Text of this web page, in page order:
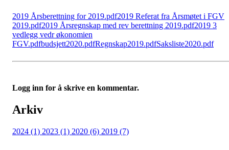
2019 Årsberettning for 2019.pdf2019 Referat fra Årsmøtet i FGV
2019.pdf2019 Årsregnskap med rev berettning 2019.pdf2019 3
vedlegg vedr økonomien
FGV.pdfbudsjett2020.pdfRegnskap2019.pdfSaksliste2020.pdf
Logg inn for å skrive en kommentar.
Arkiv
2024 (1) 2023 (1) 2020 (6) 2019 (7)